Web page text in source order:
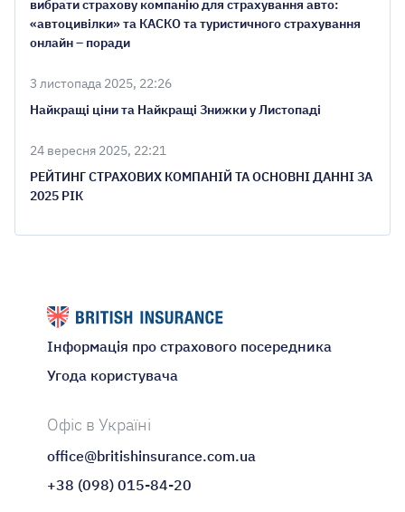
вибрати страхову компанію для страхування авто:
«автоцивілки» та КАСКО та туристичного страхування
онлайн – поради
3 листопада 2025, 22:26
Найкращі ціни та Найкращі Знижки у Листопаді
24 вересня 2025, 22:21
РЕЙТИНГ СТРАХОВИХ КОМПАНІЙ ТА ОСНОВНІ ДАННІ ЗА
2025 РІК
Інформація про страхового посередника
Угода користувача
Офіс в Україні
office@britishinsurance.com.ua
+38 (098) 015-84-20